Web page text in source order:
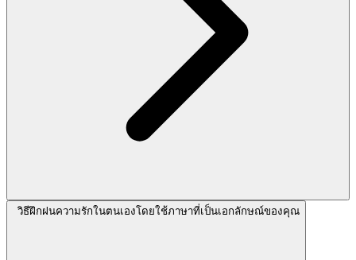
วิธีฝึกฝนความรักในตนเองโดยใช้ภาษาที่เป็นเอกลักษณ์ของคุณ